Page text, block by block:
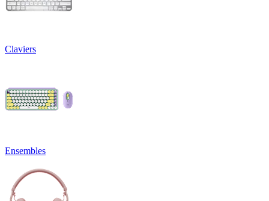
Claviers
Ensembles